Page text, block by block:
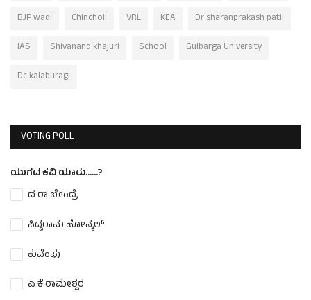
BJP wadi
Chincholi VRL KEA
Dr sharanprakash patil
IAS
Shivanand khajuri School
Gulbarga University
Dc kalaburagi
VOTING POLL
ಯುಗದ ಕವಿ ಯಾರು......?
ದ ರಾ ಬೇಂದ್ರೆ
ಸಿದ್ದರಾಮ ಹೋನ್ಕಲ್
ಕುವೆಂಪು
ಎ ಕೆ ರಾಮೇಶ್ವರ